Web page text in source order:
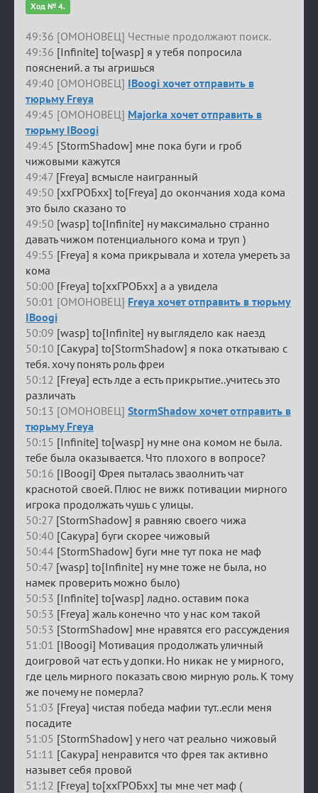
Ход № 4.
49:36 [ОМОНОВЕЦ] Честные продолжают поиск.
49:36 [Infinite] to[wasp] я у тебя попросила
пояснений. а ты агришься
49:40 [ОМОНОВЕЦ] IBoogi хочет отправить в
тюрьму Freya
49:45 [ОМОНОВЕЦ] Majorka хочет отправить в
тюрьму IBoogi
49:45 [StormShadow] мне пока буги и гроб
чижовыми кажутся
49:47 [Freya] всмысле наигранный
49:50 [ххГРОБхх] to[Freya] до окончания хода кома
это было сказано то
49:50 [wasp] to[Infinite] ну максимально странно
давать чижом потенциального кома и труп )
49:55 [Freya] я кома прикрывала и хотела умереть за
кома
50:00 [Freya] to[ххГРОБхх] а а увидела
50:01 [ОМОНОВЕЦ] Freya хочет отправить в тюрьму
IBoogi
50:09 [wasp] to[Infinite] ну выглядело как наезд
50:10 [Сакура] to[StormShadow] я пока откатываю с
тебя. хочу понять роль фреи
50:12 [Freya] есть лде а есть прикрытие..учитесь это
различать
50:13 [ОМОНОВЕЦ] StormShadow хочет отправить в
тюрьму Freya
50:15 [Infinite] to[wasp] ну мне она комом не была.
тебе была оказывается. Что плохого в вопросе?
50:16 [IBoogi] Фрея пыталась зваолнить чат
краснотой своей. Плюс не вижк потивации мирного
игрока продолжать чушь с улицы.
50:27 [StormShadow] я равняю своего чижа
50:40 [Сакура] буги скорее чижовый
50:44 [StormShadow] буги мне тут пока не маф
50:47 [wasp] to[Infinite] ну мне тоже не была, но
намек проверить можно было)
50:53 [Infinite] to[wasp] ладно. оставим пока
50:53 [Freya] жаль конечно что у нас ком такой
50:53 [StormShadow] мне нравятся его рассуждения
51:01 [IBoogi] Мотивация продолжать уличный
доигровой чат есть у допки. Но никак не у мирного,
где цель мирного показать свою мирную роль. К тому
же почему не померла?
51:03 [Freya] чистая победа мафии тут..если меня
посадите
51:05 [StormShadow] у него чат реально чижовый
51:11 [Сакура] ненравится что фрея так активно
назывет себя провой
51:12 [Freya] to[ххГРОБхх] ты мне чет маф (